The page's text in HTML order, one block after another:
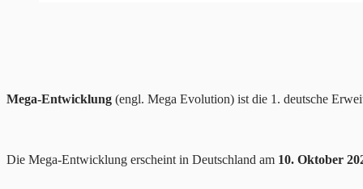
Mega-Entwicklung (engl. Mega Evolution) ist die 1. deutsche
Die Mega-Entwicklung erscheint in Deutschland am 10. Oktober